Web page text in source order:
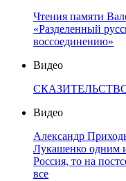
Чтения памяти
«Разделенный
воссоединению»
Видео
СКАЗИТЕЛЬСТВО
Видео
Александр
Лукашенко одним
Россия, то на
все